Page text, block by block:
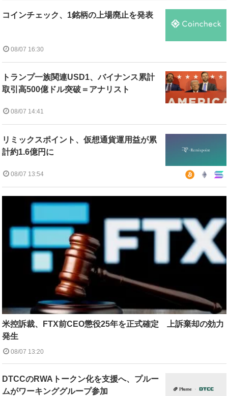
コインチェック、1銘柄の上場廃止を発表
08/07 16:30
トランプ一族関連USD1、バイナンス累計
取引高500億ドル突破＝アナリスト
08/07 14:41
リミックスポイント、仮想通貨運用益が累
計約1.6億円に
08/07 13:54
米控訴裁、FTX前CEO懲役25年を正式確定 上訴棄却の効力
発生
08/07 13:20
DTCCのRWAトークン化を支援へ、プルー
ムがワーキンググループ参加